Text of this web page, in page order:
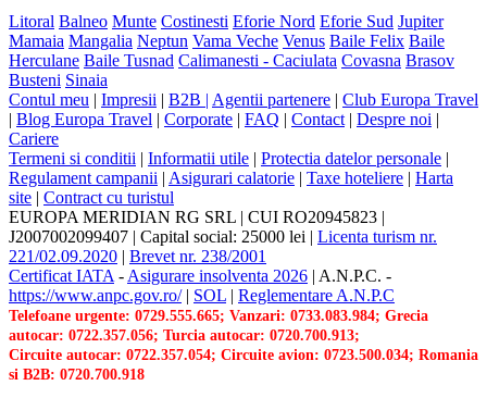
Litoral Balneo Munte Costinesti Eforie Nord Eforie Sud Jupiter
Mamaia Mangalia Neptun Vama Veche Venus Baile Felix Baile
Herculane Baile Tusnad Calimanesti - Caciulata Covasna Brasov
Busteni Sinaia
Contul meu | Impresii | B2B | Agentii partenere | Club Europa Travel
| Blog Europa Travel | Corporate | FAQ | Contact | Despre noi |
Cariere
Termeni si conditii | Informatii utile | Protectia datelor personale |
Regulament campanii | Asigurari calatorie | Taxe hoteliere | Harta
site | Contract cu turistul
EUROPA MERIDIAN RG SRL | CUI RO20945823 |
J2007002099407 | Capital social: 25000 lei | Licenta turism nr.
221/02.09.2020 | Brevet nr. 238/2001
Certificat IATA - Asigurare insolventa 2026 | A.N.P.C. -
https://www.anpc.gov.ro/| SOL | Reglementare A.N.P.C
Telefoane urgente: 0729.555.665; Vanzari: 0733.083.984; Grecia
autocar: 0722.357.056; Turcia autocar: 0720.700.913;
Circuite autocar: 0722.357.054; Circuite avion: 0723.500.034; Romania
si B2B: 0720.700.918